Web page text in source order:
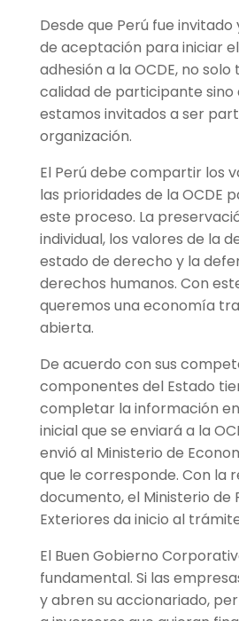
Desde que Perú fue
de aceptación para iniciar
adhesión a la OCDE, no
calidad de participante sino
estamos invitados a ser
organización.
El Perú debe compartir los
las prioridades de la OCDE
este proceso. La
individual, los valores de la
estado de derecho y la
derechos humanos. Con
queremos una economía
abierta.
De acuerdo con sus
componentes del Estado
completar la información
inicial que se enviará a la
envió al Ministerio de
que le corresponde. Con la
documento, el Ministerio de
Exteriores da inicio al
El Buen Gobierno
fundamental. Si las
y abren su accionariado,